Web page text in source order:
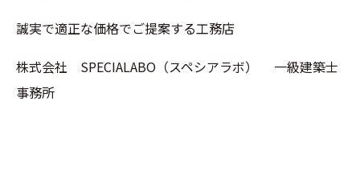
誠実で適正な価格でご提案する工務店
株式会社 SPECIALABO（スペシアラボ） 一級建築士
事務所